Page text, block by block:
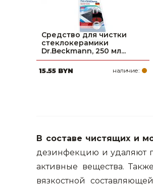
Средство для чистки
стеклокерамики
Dr.Beckmann, 250 мл...
15.55 BYN наличие:
В составе чистящих и
дезинфекцию и удаляют
активные вещества.
вязкостной